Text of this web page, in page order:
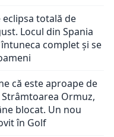
eclipsa totală de
Locul din Spania
complet și se
că este aproape de
Ormuz,
blocat. Un nou
în Golf